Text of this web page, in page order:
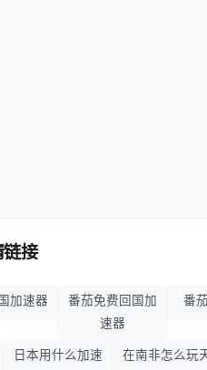
链接
加速器
番茄免费回国加
速器
番
日本用什么加速 在南非怎么玩